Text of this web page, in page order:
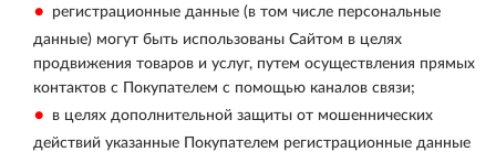
регистрационные данные (в том числе персональные
данные) могут быть использованы Сайтом в целях
продвижения товаров и услуг, путем осуществления прямых
контактов с Покупателем с помощью каналов связи;
в целях дополнительной защиты от мошеннических
действий указанные Покупателем регистрационные данные